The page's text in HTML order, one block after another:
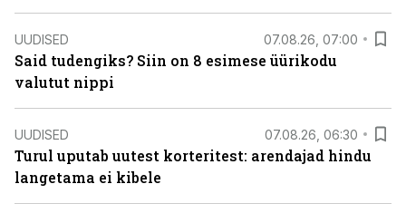
UUDISED 07.08.26, 07:00
Said tudengiks? Siin on 8 esimese üürikodu
valutut nippi
UUDISED 07.08.26, 06:30
Turul uputab uutest korteritest: arendajad hindu
langetama ei kibele